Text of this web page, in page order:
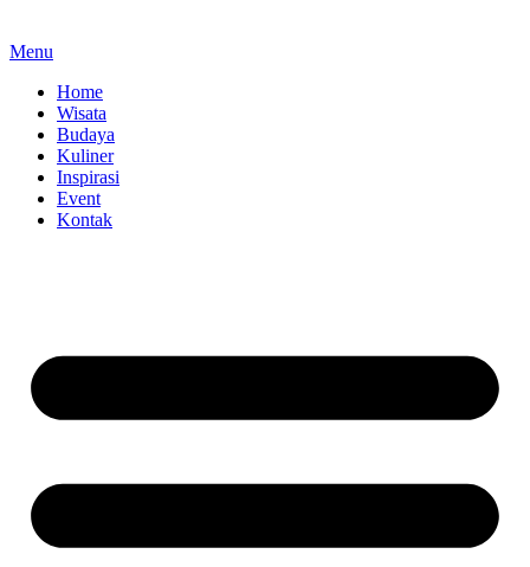
Menu
Home
Wisata
Budaya
Kuliner
Inspirasi
Event
Kontak